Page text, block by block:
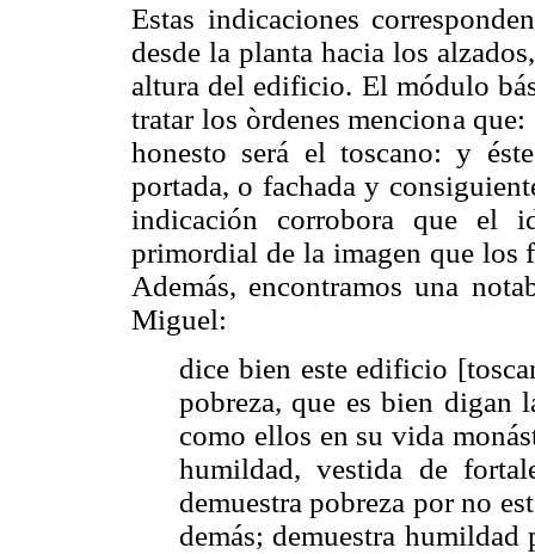
Estas indicaciones
desde la planta hacia los
altura del edificio. El módulo
tratar los òrdenes menciona
honesto será el toscano: y
portada, o fachada y
indicación corrobora que el
primordial de la imagen que los
Además, encontramos una
Miguel:
dice bien este edificio
pobreza, que es bien digan
como ellos en su vida
humildad, vestida de
demuestra pobreza por no
demás; demuestra